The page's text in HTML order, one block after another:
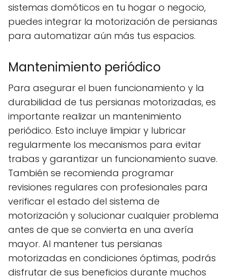
sistemas domóticos en tu hogar o negocio,
puedes integrar la motorización de persianas
para automatizar aún más tus espacios.
Mantenimiento periódico
Para asegurar el buen funcionamiento y la
durabilidad de tus persianas motorizadas, es
importante realizar un mantenimiento
periódico. Esto incluye limpiar y lubricar
regularmente los mecanismos para evitar
trabas y garantizar un funcionamiento suave.
También se recomienda programar
revisiones regulares con profesionales para
verificar el estado del sistema de
motorización y solucionar cualquier problema
antes de que se convierta en una avería
mayor. Al mantener tus persianas
motorizadas en condiciones óptimas, podrás
disfrutar de sus beneficios durante muchos